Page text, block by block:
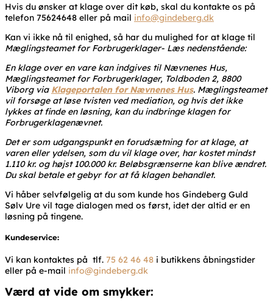
Hvis du ønsker at klage over dit køb, skal du kontakte os på
telefon 75624648 eller på mail info@gindeberg.dk
Kan vi ikke nå til enighed, så har du mulighed for at klage til
Mæglingsteamet for Forbrugerklager- Læs nedenstående:
En klage over en vare kan indgives til Nævnenes Hus,
Mæglingsteamet for Forbrugerklager, Toldboden 2, 8800
Viborg via Klageportalen for Nævnenes Hus. Mæglingsteamet
vil forsøge at løse tvisten ved mediation, og hvis det ikke
lykkes at finde en løsning, kan du indbringe klagen for
Forbrugerklagenævnet.
Det er som udgangspunkt en forudsætning for at klage, at
varen eller ydelsen, som du vil klage over, har kostet mindst
1.110 kr. og højst 100.000 kr. Beløbsgrænserne kan blive ændret.
Du skal betale et gebyr for at få klagen behandlet.
Vi håber selvfølgelig at du som kunde hos Gindeberg Guld
Sølv Ure vil tage dialogen med os først, idet der altid er en
løsning på tingene.
Kundeservice:
Vi kan kontaktes på tlf. 75 62 46 48 i butikkens åbningstider
eller på e-mail info@gindeberg.dk
Værd at vide om smykker: